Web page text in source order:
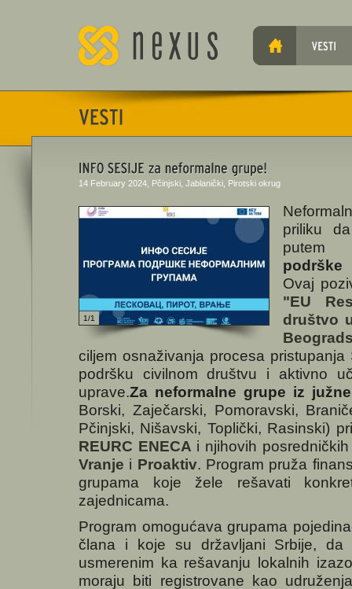
14 February 2024, Pčinjski, Jablanički, Pirotski okrug
1/1
priliku
putem
podrške
Ovaj
"EU
društvo
ciljem osnaživanja procesa
podršku civilnom društvu i aktivno
uprave.Za neformalne grupe iz
Borski, Zaječarski, Pomoravski,
Pčinjski, Nišavski, Toplički, Rasinski)
REURC ENECA i njihovih
Vranje i Proaktiv. Program pruža
grupama koje žele rešavati
zajednicama.
Program omogućava grupama
člana i koje su državljani Srbije, da
usmerenim ka rešavanju lokalnih
moraju biti registrovane kao